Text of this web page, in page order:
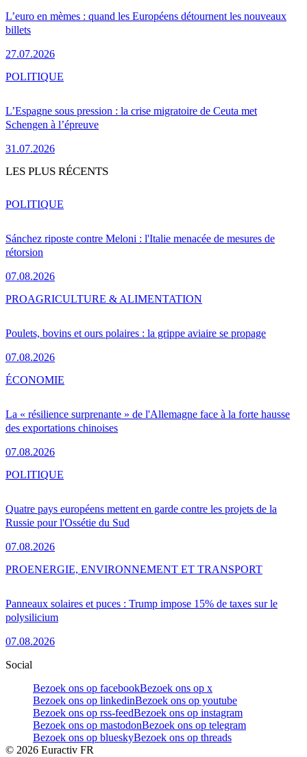
L’euro en mèmes : quand les Européens détournent les nouveaux
billets
27.07.2026
L’Espagne sous pression : la crise migratoire de Ceuta met
Schengen à l’épreuve
31.07.2026
POLITIQUE
LES PLUS RÉCENTS
Sánchez riposte contre Meloni : l'Italie menacée de mesures de
rétorsion
07.08.2026
POLITIQUE
Poulets, bovins et ours polaires : la grippe aviaire se propage
07.08.2026
PROAGRICULTURE & ALIMENTATION
La « résilience surprenante » de l'Allemagne face à la forte hausse
des exportations chinoises
07.08.2026
ÉCONOMIE
Quatre pays européens mettent en garde contre les projets de la
Russie pour l'Ossétie du Sud
07.08.2026
POLITIQUE
Panneaux solaires et puces : Trump impose 15% de taxes sur le
polysilicium
07.08.2026
PROENERGIE, ENVIRONNEMENT ET TRANSPORT
Social
Bezoek ons op facebookBezoek ons op x
Bezoek ons op linkedinBezoek ons op youtube
Bezoek ons op rss-feedBezoek ons op instagram
Bezoek ons op mastodonBezoek ons op telegram
Bezoek ons op blueskyBezoek ons op threads
© 2026 Euractiv FR